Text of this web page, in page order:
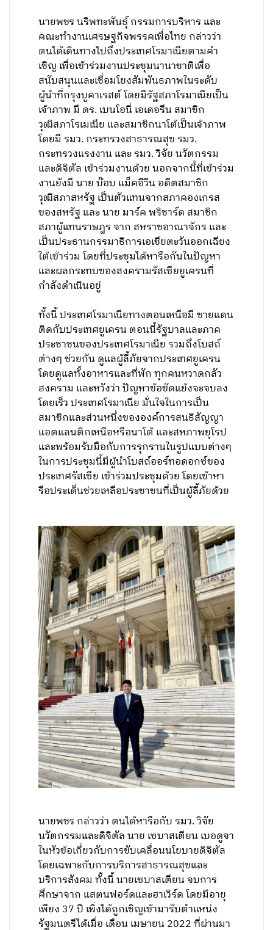
นายพชร นริพทะพันธุ์ กรรมการบริหาร และ
คณะทำงานเศรษฐกิจพรรคเพื่อไทย กล่าวว่า
ตนได้เดินทางไปถึงประเทศโรมาเนียตามคำ
เชิญ เพื่อเข้าร่วมงานประชุมนานาชาติเพื่อ
สนับสนุนและเชื่อมโยงสัมพันธภาพในระดับ
ผู้นำที่กรุงบูคาเรสต์ โดยมีรัฐสภาโรมาเนียเป็น
เจ้าภาพ มี ดร. เบนโอนี่ เอเดอรีน สมาชิก
วุฒิสภาโรเมเนีย และสมาชิกนาโต้เป็นเจ้าภาพ
โดยมี รมว. กระทรวงสาธารณสุข รมว.
กระทรวงแรงงาน และ รมว. วิจัย นวัตกรรม
และดิจิตัล เข้าร่วมงานด้วย นอกจากนี้ที่เข้าร่วม
งานยังมี นาย บ๊อบ แม็คอีวีน อดีตสมาชิก
วุฒิสภาสหรัฐ เป็นตัวแทนจากสภาคองเกรส
ของสหรัฐ และ นาย มาร์ค พริชาร์ด สมาชิก
สภาผู้แทนราษฎร จาก สหราชอาณาจักร และ
เป็นประธานกรรมาธิการเอเชียตะวันออกเฉียง
ใต้เข้าร่วม โดยที่ประชุมได้หารือกันในปัญหา
และผลกระทบของสงครามรัสเซียยูเครนที่
กำลังดำเนินอยู่
ทั้งนี้ ประเทศโรมาเนียทางตอนเหนือมี ชายแดน
ติดกับประเทศยูเครน ตอนนี้รัฐบาลและภาค
ประชาชนของประเทศโรมาเนีย รวมถึงโบสถ์
ต่างๆ ช่วยกัน ดูแลผู้ลี้ภัยจากประเทศยูเครน
โดยดูแลทั้งอาหารและที่พัก ทุกคนหวาดกลัว
สงคราม และหวังว่า ปัญหาข้อขัดแย้งจะจบลง
โดยเร็ว ประเทศโรมาเนีย มั่นใจในการเป็น
สมาชิกและส่วนหนึ่งขององค์การสนธิสัญญา
แอตแลนติกเหนือหรือนาโต้ และสหภาพยุโรป
และพร้อมรับมือกับการรุกรานในรูปแบบต่างๆ
ในการประชุมนี้มีผู้นำโบสถ์ออร์ทอดอกซ์ของ
ประเทศรัสเซีย เข้าร่วมประชุมด้วย โดยเข้าหา
รือประเด็นช่วยเหลือประชาชนที่เป็นผู้ลี้ภัยด้วย
นายพชร กล่าวว่า ตนได้หารือกับ รมว. วิจัย
นวัตกรรมและดิจิตัล นาย เซบาสเตียน เบอดูจา
ในหัวข้อเกี่ยวกับการขับเคลื่อนนโยบายดิจิตัล
โดยเฉพาะกับการบริการสาธารณสุขและ
บริการสังคม ทั้งนี้ นายเซบาสเตียน จบการ
ศึกษาจาก แสตนฟอร์ดและฮาเวิร์ด โดยมีอายุ
เพียง 37 ปี เพิ่งได้ถูกเชิญเข้ามารับตำแหน่ง
รัฐมนตรีได้เมื่อ เดือน เมษายน 2022 ที่ผ่านมา